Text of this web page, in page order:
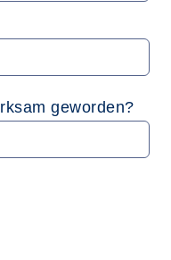
geworden?